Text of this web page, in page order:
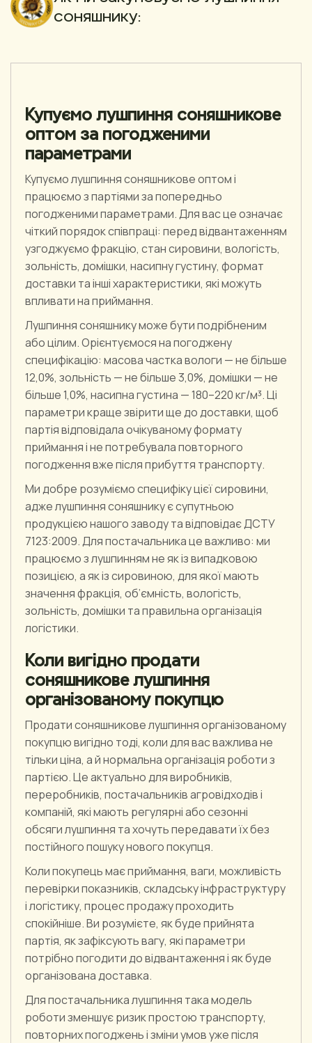
соняшнику:
Купуємо лушпиння соняшникове
оптом за погодженими
параметрами
Купуємо лушпиння соняшникове оптом і
працюємо з партіями за попередньо
погодженими параметрами. Для вас це означає
чіткий порядок співпраці: перед відвантаженням
узгоджуємо фракцію, стан сировини, вологість,
зольність, домішки, насипну густину, формат
доставки та інші характеристики, які можуть
впливати на приймання.
Лушпиння соняшнику може бути подрібненим
або цілим. Орієнтуємося на погоджену
специфікацію: масова частка вологи — не більше
12,0%, зольність — не більше 3,0%, домішки — не
більше 1,0%, насипна густина — 180–220 кг/м³. Ці
параметри краще звірити ще до доставки, щоб
партія відповідала очікуваному формату
приймання і не потребувала повторного
погодження вже після прибуття транспорту.
Ми добре розуміємо специфіку цієї сировини,
адже лушпиння соняшнику є супутньою
продукцією нашого заводу та відповідає ДСТУ
7123:2009. Для постачальника це важливо: ми
працюємо з лушпинням не як із випадковою
позицією, а як із сировиною, для якої мають
значення фракція, об’ємність, вологість,
зольність, домішки та правильна організація
логістики.
Коли вигідно продати
соняшникове лушпиння
організованому покупцю
Продати соняшникове лушпиння організованому
покупцю вигідно тоді, коли для вас важлива не
тільки ціна, а й нормальна організація роботи з
партією. Це актуально для виробників,
переробників, постачальників агровідходів і
компаній, які мають регулярні або сезонні
обсяги лушпиння та хочуть передавати їх без
постійного пошуку нового покупця.
Коли покупець має приймання, ваги, можливість
перевірки показників, складську інфраструктуру
і логістику, процес продажу проходить
спокійніше. Ви розумієте, як буде прийнята
партія, як зафіксують вагу, які параметри
потрібно погодити до відвантаження і як буде
організована доставка.
Для постачальника лушпиння така модель
роботи зменшує ризик простою транспорту,
повторних погоджень і зміни умов уже після